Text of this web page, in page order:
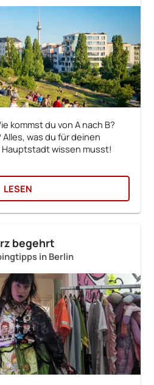
kommst du von A nach B?
was du für deinen
wissen musst!
LESEN
begehrt
in Berlin